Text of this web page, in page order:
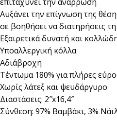
Αυξάνει την επίγνωση της
σε βοηθήσει να διατηρήσεις
Εξαιρετικά δυνατή και
Υποαλλεργική κόλλα
Αδιάβροχη
Τέντωμα 180% για πλήρες
Χωρίς λάτεξ και ψευδάργυρο
Διαστάσεις: 2″x16,4″
Σύνθεση: 97% Βαμβάκι, 3%